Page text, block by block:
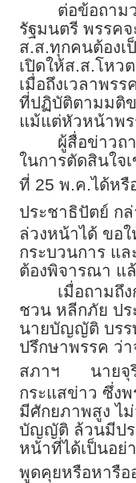
ต่อข้อถาม
รัฐมนตรี พรรค
ส.ส.ทุกคนต้องเ
เปิดให้ส.ส.โหว
เมื่อถึงเวลาพร
ที่ปฏิบัติตามมติข
แม้แต่หัวหน้าพ
ผู้สื่อข่าวถ
ในการตัดสินใจ
ที่ 25 พ.ค.ได้หรื
ประชาธิปัตย์ กล่
ล่วงหน้าได้ ขอ
กระบวนการ แล
ต้องพิจารณา แ
เมื่อถามถึ
ชวน หลีกภัย ป
นายบัญญัติ บรร
ปรึกษาพรรค ว่
สภาฯ
นายจุ
กระแสข่าว ซึ่ง
มีศักยภาพสูง ไ
บัญญัติ ล้วนมีป
หน้าที่ได้เป็นอย่
พูดคุยหรือหารือ